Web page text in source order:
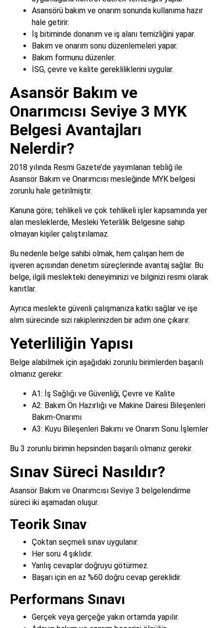
Asansörü bakım ve onarım sonunda kullanıma hazır
hale getirir.
İş bitiminde donanım ve iş alanı temizliğini yapar.
Bakım ve onarım sonu düzenlemeleri yapar.
Bakım formunu düzenler.
İSG, çevre ve kalite gerekliliklerini uygular.
Asansör Bakım ve
Onarımcısı Seviye 3 MYK
Belgesi Avantajları
Nelerdir?
2018 yılında Resmi Gazete’de yayımlanan tebliğ ile
Asansör Bakım ve Onarımcısı mesleğinde MYK belgesi
zorunlu hale getirilmiştir.
Kanuna göre; tehlikeli ve çok tehlikeli işler kapsamında yer
alan mesleklerde, Mesleki Yeterlilik Belgesine sahip
olmayan kişiler çalıştırılamaz.
Bu nedenle belge sahibi olmak, hem çalışan hem de
işveren açısından denetim süreçlerinde avantaj sağlar. Bu
belge, ilgili meslekteki deneyiminizi ve bilginizi resmi olarak
kanıtlar.
Ayrıca meslekte güvenli çalışmanıza katkı sağlar ve işe
alım sürecinde sizi rakiplerinizden bir adım öne çıkarır.
Yeterliliğin Yapısı
Belge alabilmek için aşağıdaki zorunlu birimlerden başarılı
olmanız gerekir:
A1: İş Sağlığı ve Güvenliği, Çevre ve Kalite
A2: Bakım Ön Hazırlığı ve Makine Dairesi Bileşenleri
Bakım-Onarımı
A3: Kuyu Bileşenleri Bakımı ve Onarım Sonu İşlemler
Bu 3 zorunlu birimin hepsinden başarılı olmanız gerekir.
Sınav Süreci Nasıldır?
Asansör Bakım ve Onarımcısı Seviye 3 belgelendirme
süreci iki aşamadan oluşur.
Teorik Sınav
Çoktan seçmeli sınav uygulanır.
Her soru 4 şıklıdır.
Yanlış cevaplar doğruyu götürmez.
Başarı için en az %60 doğru cevap gereklidir.
Performans Sınavı
Gerçek veya gerçeğe yakın ortamda yapılır.